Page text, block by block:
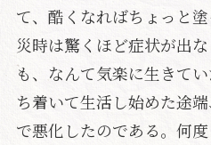
て、酷くなればちょっと
災時は驚くほど症状が出
も、なんて気楽に生きて
ち着いて生活し始めた途
で悪化したのである。何